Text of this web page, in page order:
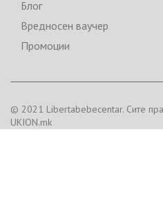
Блог
Вредносен ваучер
Промоции
© 2021 Libertabebecentar. Сите
UKION.mk